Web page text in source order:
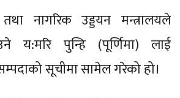
नागरिक उड्डयन मन्त्रालयले
य:मरि पुन्हि (पूर्णिमा) लाई
सूचीमा सामेल गरेको हो।